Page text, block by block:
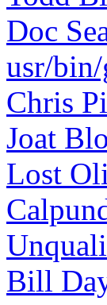
Doc
usr/bin/
Chris
Joat
Lost
Bill